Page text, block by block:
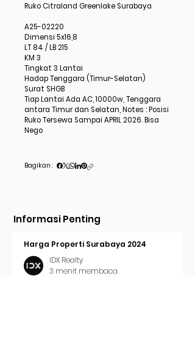
Ruko Citraland Greenlake Surabaya
A25-02220
Dimensi 5x16,8
LT 84 / LB 215
KM 3
Tingkat 3 Lantai
Hadap Tenggara (Timur-Selatan)
Surat SHGB
Tiap Lantai Ada AC, 10000w, Tenggara
antara Timur dan Selatan, Notes : Posisi
Ruko Tersewa Sampai APRIL 2026. Bisa
Nego
Bagikan :
Informasi Penting
Harga Properti Surabaya 2024
IDX Realty
3 menit membaca